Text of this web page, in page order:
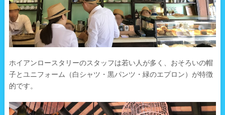
ホイアンロースタリーのスタッフは若い人が多く、おそろいの帽
子とユニフォーム（白シャツ・黒パンツ・緑のエプロン）が特徴
的です。